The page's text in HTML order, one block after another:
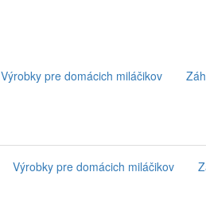
Výrobky pre domácich miláčikov
Výrobky pre domácich miláčikov